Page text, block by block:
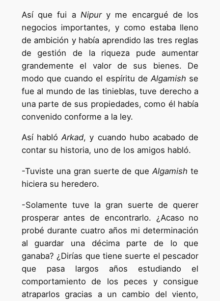
Así que fui a Nipury me encargué de los
negocios importantes, y como estaba lleno
de ambición y había aprendido las tres reglas
de gestión de la riqueza pude aumentar
grandemente el valor de sus bienes. De
modo que cuando el espíritu de Algamish se
fue al mundo de las tinieblas, tuve derecho a
una parte de sus propiedades, como él había
convenido conforme a la ley.
Así hablóArkad, y cuando hubo acabado de
contar su historia, uno de los amigos habló.
-Tuviste una gran suerte de queAlgamish te
hiciera su heredero.
-Solamente tuve la gran suerte de querer
prosperar antes de encontrarlo. ¿Acaso no
probé durante cuatro años mi determinación
al guardar una décima parte de lo que
ganaba? ¿Dirías que tiene suerte el pescador
que pasa largos años estudiando el
comportamiento de los peces y consigue
atraparlos gracias a un cambio del viento,